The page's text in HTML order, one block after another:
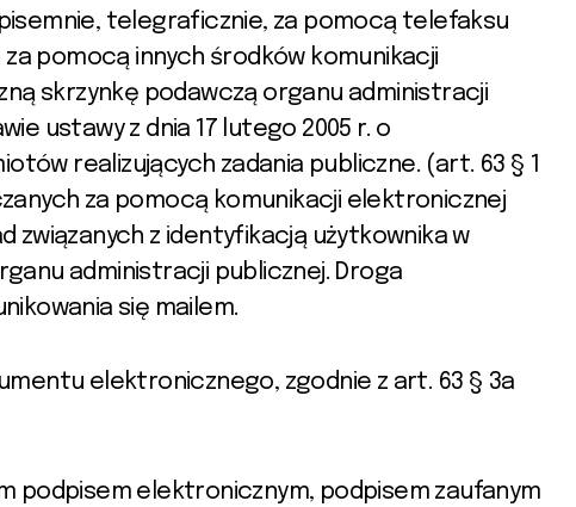
telegraficznie, za pomocą telefaksu
pomocą innych środków komunikacji
skrzynkę podawczą organu administracji
ustawy z dnia 17 lutego 2005 r. o
realizujących zadania publiczne. (art. 63 § 1
za pomocą komunikacji elektronicznej
związanych z identyfikacją użytkownika w
administracji publicznej. Droga
się mailem.
elektronicznego, zgodnie z art. 63 § 3a
podpisem elektronicznym, podpisem zaufanym